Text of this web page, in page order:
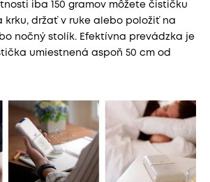
iba 150 gramov môžete čističku
krku, držať v ruke alebo položiť na
nočný stolík. Efektívna prevádzka je
umiestnená aspoň 50 cm od